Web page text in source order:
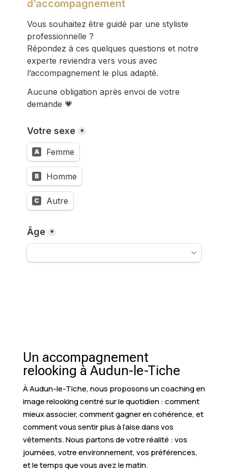
Un accompagnement
relooking à Audun-le-Tiche
À Audun-le-Tiche, nous proposons un coaching en
image relooking centré sur le quotidien : comment
mieux associer, comment gagner en cohérence, et
comment vous sentir plus à l’aise dans vos
vêtements. Nous partons de votre réalité : vos
journées, votre environnement, vos préférences,
et le temps que vous avez le matin.